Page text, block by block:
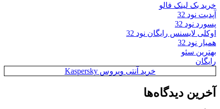
خرید بک لینک فالو
آپدیت نود 32
پسورد نود 32
اوکلی لایسنس رایگان نود 32
همیار نود 32
بهترین سئو
رایگان
خرید آنتی ویروس Kaspersky
آخرین دیدگاه‌ها